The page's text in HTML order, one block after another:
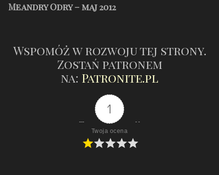
Meandry Odry – maj 2012
Wspomóż w rozwoju tej strony.
Zostań patronem
na: Patronite.pl
1
Twoja ocena